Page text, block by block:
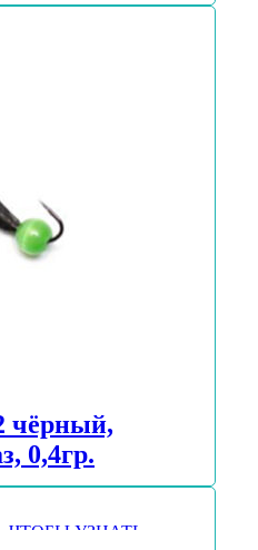
чёрный,
0,4гр.
ЧТОБЫ УЗНАТЬ